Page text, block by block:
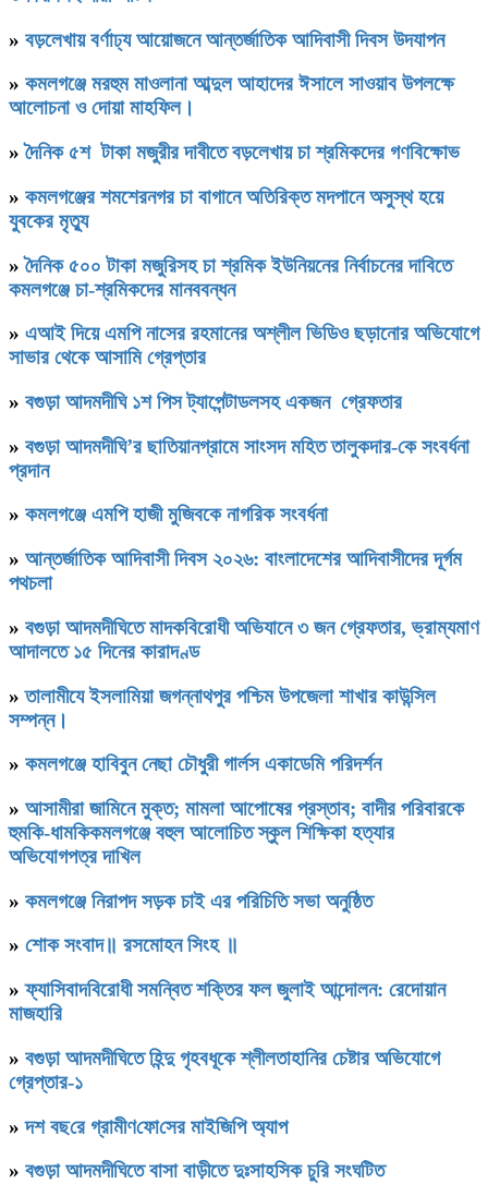
» বড়লেখায় বর্ণাঢ্য আয়োজনে আন্তর্জাতিক আদিবাসী দিবস উদযাপন
» কমলগঞ্জে মরহুম মাওলানা আব্দুল আহাদের ঈসালে সাওয়াব উপলক্ষে
আলোচনা ও দোয়া মাহফিল।
»দৈনিক ৫শ টাকা মজুরীর দাবীতে বড়লেখায় চা শ্রমিকদের গণবিক্ষোভ
» কমলগঞ্জের শমশেরনগর চা বাগানে অতিরিক্ত মদপানে অসুস্থ হয়ে
যুবকের মৃত্যু
»দৈনিক ৫০০ টাকা মজুরিসহ চা শ্রমিক ইউনিয়নের নির্বাচনের দাবিতে
কমলগঞ্জে চা-শ্রমিকদের মানববন্ধন
» এআই দিয়ে এমপি নাসের রহমানের অশ্লীল ভিডিও ছড়ানোর অভিযোগে
সাভার থেকে আসামি গ্রেপ্তার
» বগুড়া আদমদীঘি ১শ পিস ট্যাপেন্টাডলসহ একজন গ্রেফতার
» বগুড়া আদমদীঘি’র ছাতিয়ানগ্রামে সাংসদ মহিত তালুকদার-কে সংবর্ধনা
প্রদান
» কমলগঞ্জে এমপি হাজী মুজিবকে নাগরিক সংবর্ধনা
» আন্তর্জাতিক আদিবাসী দিবস ২০২৬: বাংলাদেশের আদিবাসীদের দূর্গম
পথচলা
» বগুড়া আদমদীঘিতে মাদকবিরোধী অভিযানে ৩ জন গ্রেফতার, ভ্রাম্যমাণ
আদালতে ১৫ দিনের কারাদণ্ড
»‎তালামীযে ইসলামিয়া জগন্নাথপুর পশ্চিম উপজেলা শাখার কাউন্সিল
সম্পন্ন।
» কমলগঞ্জে হাবিবুন নেছা চৌধুরী গার্লস একাডেমি পরিদর্শন
» আসামীরা জামিনে মুক্ত; মামলা আপোষের প্রস্তাব; বাদীর পরিবারকে
হুমকি-ধামকিকমলগঞ্জে বহুল আলোচিত স্কুল শিক্ষিকা হত্যার
অভিযোগপত্র দাখিল
» কমলগঞ্জে নিরাপদ সড়ক চাই এর পরিচিতি সভা অনুষ্ঠিত
» শোক সংবাদ॥ রসমোহন সিংহ ॥
»ফ্যাসিবাদবিরোধী সমন্বিত শক্তির ফল জুলাই আন্দোলন: রেদোয়ান
মাজহারি
» বগুড়া আদমদীঘিতে হিন্দু গৃহবধূকে শ্লীলতাহানির চেষ্টার অভিযোগে
গ্রেপ্তার-১
»দশ বছ‌রে গ্রামীণ‌ফো‌সের মাইজিপি অ্যাপ
» বগুড়া আদমদীঘিতে বাসা বাড়ীতে দুঃসাহসিক চুরি সংঘটিত